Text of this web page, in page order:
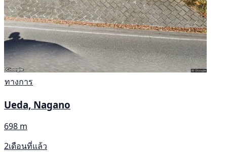
ทางการ
Ueda, Nagano
698 m
2เดือนที่แล้ว